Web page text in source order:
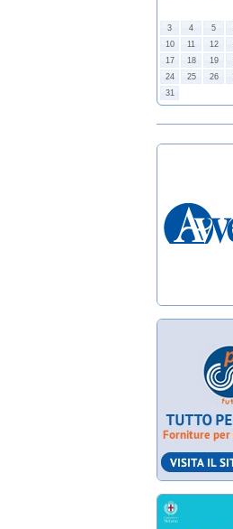
3
4 5
10
11 12
17
18 19
24
25 26
31